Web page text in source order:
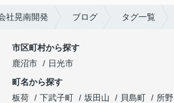
社晃南開発 ブログ タグ一覧
市区町村から探す
鹿沼市
日光市
町名から探す
板荷
下武子町 坂田山 貝島町 所野